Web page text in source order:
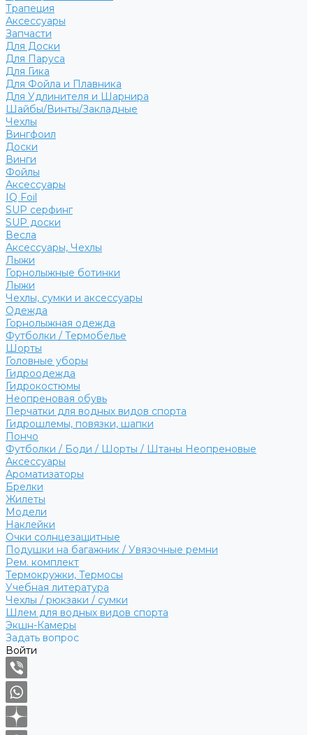
Трапеция
Аксессуары
Запчасти
Для Доски
Для Паруса
Для Гика
Для Фойла и Плавника
Для Удлинителя и Шарнира
Шайбы/Винты/Закладные
Чехлы
Вингфоил
Доски
Винги
Фойлы
Аксессуары
IQ Foil
SUP серфинг
SUP доски
Весла
Аксессуары, Чехлы
Лыжи
Горнолыжные ботинки
Лыжи
Чехлы, сумки и аксессуары
Одежда
Горнолыжная одежда
Футболки / Термобелье
Шорты
Головные уборы
Гидроодежда
Гидрокостюмы
Неопреновая обувь
Перчатки для водных видов спорта
Гидрошлемы, повязки, шапки
Пончо
Футболки / Боди / Шорты / Штаны Неопреновые
Аксессуары
Ароматизаторы
Брелки
Жилеты
Модели
Наклейки
Очки солнцезащитные
Подушки на багажник / Увязочные ремни
Рем. комплект
Термокружки, Термосы
Учебная литература
Чехлы / рюкзаки / сумки
Шлем для водных видов спорта
Экшн-Камеры
Задать вопрос
Войти